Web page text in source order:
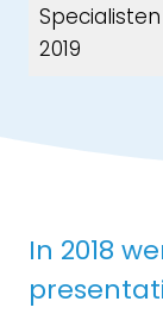
2019
In 2018